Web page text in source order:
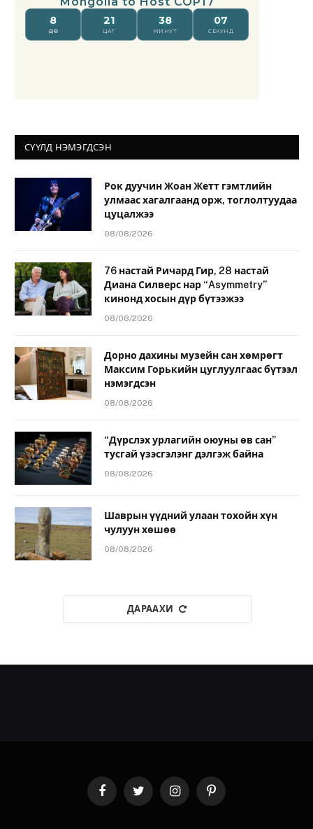
СҮҮЛД НЭМЭГДСЭН
Рок дуучин Жоан Жетт гэмтлийн
улмаас хагалгаанд орж, тоглолтуудаа
цуцалжээ
08/08/2026
76 настай Ричард Гир, 28 настай
Диана Силверс нар “Asymmetry”
кинонд хосын дүр бүтээжээ
08/08/2026
Дорно дахины музейн сан хөмрөгт
Максим Горькийн цуглуулгаас бүтээл
нэмэгдсэн
08/08/2026
“Дүрслэх урлагийн оюуны өв сан”
тусгай үзэсгэлэнг дэлгэж байна
08/08/2026
Шаврын үүдний улаан тохойн хүн
чулуун хөшөө
08/08/2026
ДАРААХИ
FacebookTwitter InstagramPinterest